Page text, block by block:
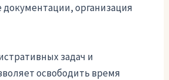
документации, организация
задач и
освободить время